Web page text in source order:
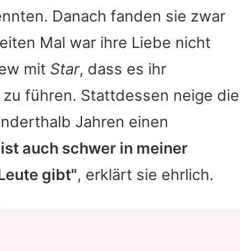
Danach fanden sie zwar
Mal war ihre Liebe nicht
mit Star, dass es ihr
führen. Stattdessen neige die
Jahren einen
auch schwer in meiner
gibt", erklärt sie ehrlich.